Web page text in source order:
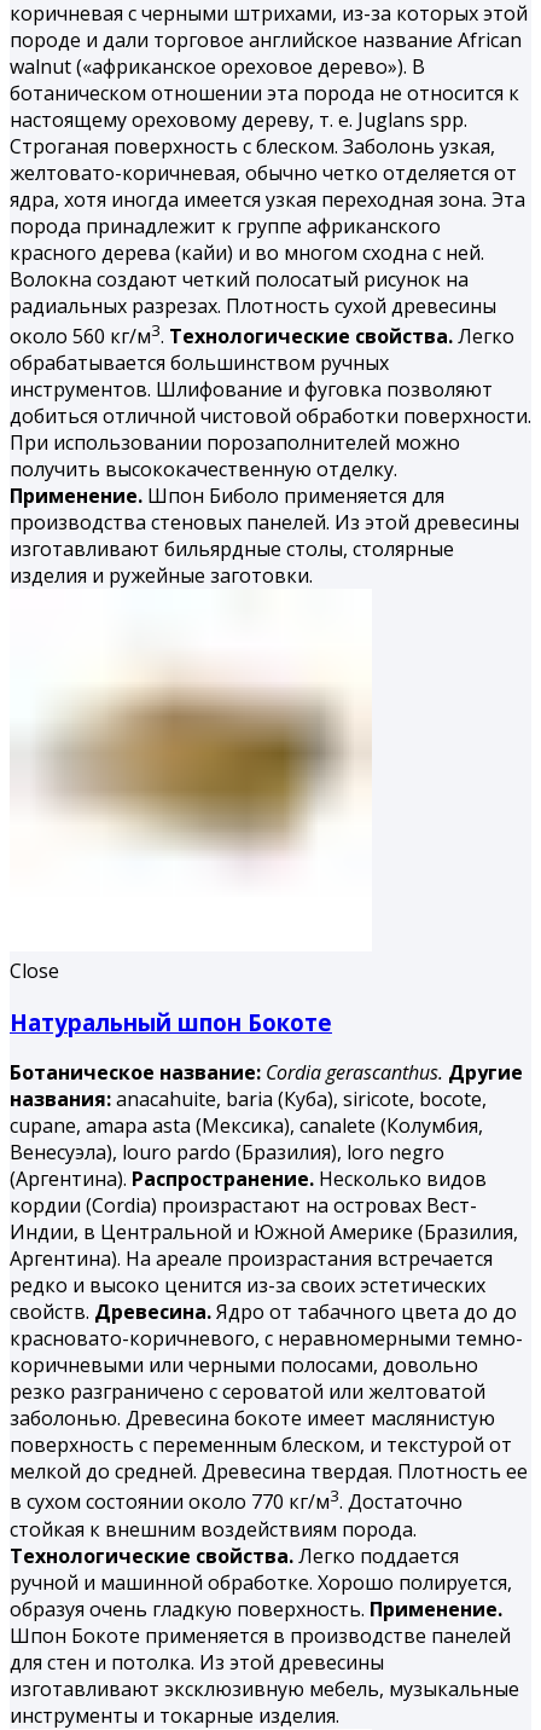
коричневая с черными штрихами, из-за которых этой
породе и дали торговое английское название African
walnut («африканское ореховое дерево»). В
ботаническом отношении эта порода не относится к
настоящему ореховому дереву, т. е. Juglans spp.
Строганая поверхность с блеском. Заболонь узкая,
желтовато-коричневая, обычно четко отделяется от
ядра, хотя иногда имеется узкая переходная зона. Эта
порода принадлежит к группе африканского
красного дерева (кайи) и во многом сходна с ней.
Волокна создают четкий полосатый рисунок на
радиальных разрезах. Плотность сухой древесины
около 560 кг/м3. Технологические свойства.Легко
обрабатывается большинством ручных
инструментов. Шлифование и фуговка позволяют
добиться отличной чистовой обработки поверхности.
При использовании порозаполнителей можно
получить высококачественную отделку.
Применение. Шпон Биболо применяется для
производства стеновых панелей. Из этой древесины
изготавливают бильярдные столы, столярные
изделия и ружейные заготовки.
Close
Натуральный шпон Бокоте
Ботаническое название: Cordia gerascanthus. Другие
названия:аnacahuite, baria (Куба), siricote, bocote,
cupane, amapa asta (Мексика), canalete (Колумбия,
Венесуэла), louro pardo (Бразилия), loro negro
(Аргентина). Распространение. Несколько видов
кордии (Cordia) произрастают на островах Вест-
Индии, в Центральной и Южной Америке (Бразилия,
Аргентина). На ареале произрастания встречается
редко и высоко ценится из-за своих эстетических
свойств. Древесина.Ядро от табачного цвета до до
красновато-коричневого, с неравномерными темно-
коричневыми или черными полосами, довольно
резко разграничено с сероватой или желтоватой
заболонью. Древесина бокоте имеет маслянистую
поверхность с переменным блеском, и текстурой от
мелкой до средней. Древесина твердая. Плотность ее
в сухом состоянии около 770 кг/м3. Достаточно
стойкая к внешним воздействиям порода.
Технологические свойства.Легко поддается
ручной и машинной обработке. Хорошо полируется,
образуя очень гладкую поверхность. Применение.
Шпон Бокоте применяется в производстве панелей
для стен и потолка. Из этой древесины
изготавливают эксклюзивную мебель, музыкальные
инструменты и токарные изделия.